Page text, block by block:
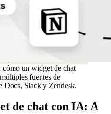
cómo un widget de chat
fuentes de
Docs, Slack y Zendesk.
de chat con IA: A